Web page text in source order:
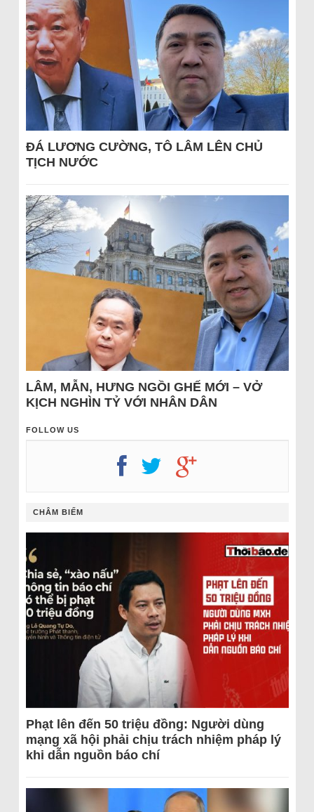
ĐÁ LƯƠNG CƯỜNG, TÔ LÂM LÊN CHỦ
TỊCH NƯỚC
LÂM, MẪN, HƯNG NGỒI GHẾ MỚI – VỞ
KỊCH NGHÌN TỶ VỚI NHÂN DÂN
FOLLOW US
CHÂM BIẾM
Phạt lên đến 50 triệu đồng: Người dùng
mạng xã hội phải chịu trách nhiệm pháp lý
khi dẫn nguồn báo chí